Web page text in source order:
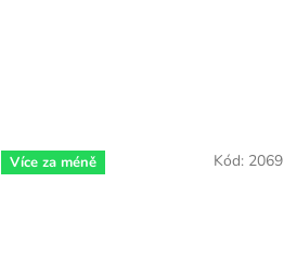
Více za méně Kód: 2069